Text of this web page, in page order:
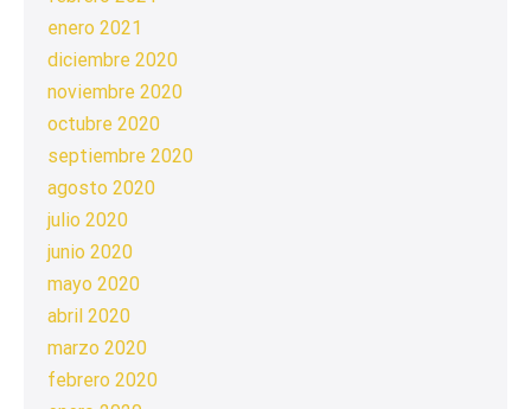
enero 2021
diciembre 2020
noviembre 2020
octubre 2020
septiembre 2020
agosto 2020
julio 2020
junio 2020
mayo 2020
abril 2020
marzo 2020
febrero 2020